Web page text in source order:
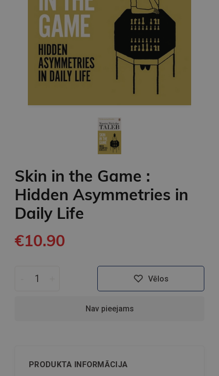
Skin in the Game :
Hidden Asymmetries in
Daily Life
€10.90
Vēlos
Nav pieejams
PRODUKTA INFORMĀCIJA